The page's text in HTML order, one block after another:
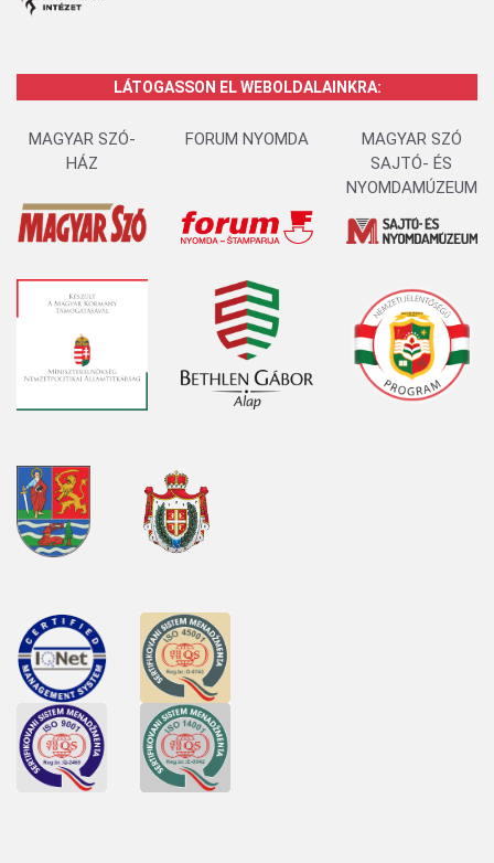
LÁTOGASSON EL WEBOLDALAINKRA:
MAGYAR SZÓ-
HÁZ
FORUM NYOMDA
MAGYAR SZÓ
SAJTÓ- ÉS
NYOMDAMÚZEUM